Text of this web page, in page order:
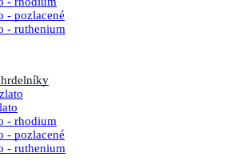
- pozlacené
- ruthenium
- rhodium
- pozlacené
- ruthenium